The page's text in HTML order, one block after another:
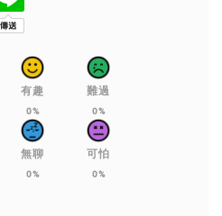
有趣
0%
難過
0%
無聊
0%
可怕
0%